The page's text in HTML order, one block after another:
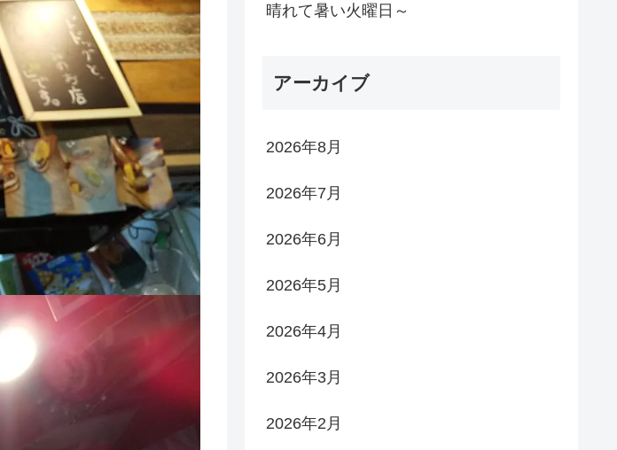
晴れて暑い火曜日～
アーカイブ
2026年8月
2026年7月
2026年6月
2026年5月
2026年4月
2026年3月
2026年2月